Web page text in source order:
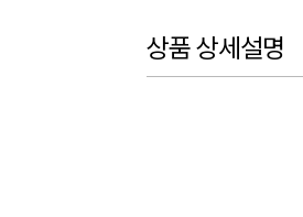
상품 상세설명